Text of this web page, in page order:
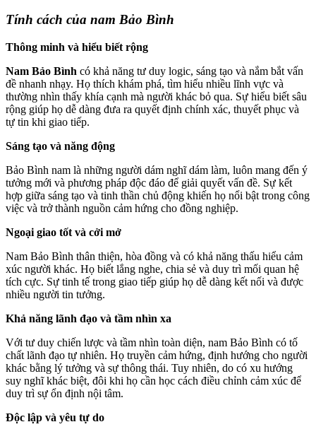
Tính cách của nam Bảo Bình
Thông minh và hiểu biết rộng
Nam Bảo Bình có khả năng tư duy logic, sáng tạo và nắm bắt vấn
đề nhanh nhạy. Họ thích khám phá, tìm hiểu nhiều lĩnh vực và
thường nhìn thấy khía cạnh mà người khác bỏ qua. Sự hiểu biết sâu
rộng giúp họ dễ dàng đưa ra quyết định chính xác, thuyết phục và
tự tin khi giao tiếp.
Sáng tạo và năng động
Bảo Bình nam là những người dám nghĩ dám làm, luôn mang đến ý
tưởng mới và phương pháp độc đáo để giải quyết vấn đề. Sự kết
hợp giữa sáng tạo và tinh thần chủ động khiến họ nổi bật trong công
việc và trở thành nguồn cảm hứng cho đồng nghiệp.
Ngoại giao tốt và cởi mở
Nam Bảo Bình thân thiện, hòa đồng và có khả năng thấu hiểu cảm
xúc người khác. Họ biết lắng nghe, chia sẻ và duy trì mối quan hệ
tích cực. Sự tinh tế trong giao tiếp giúp họ dễ dàng kết nối và được
nhiều người tin tưởng.
Khả năng lãnh đạo và tầm nhìn xa
Với tư duy chiến lược và tầm nhìn toàn diện, nam Bảo Bình có tố
chất lãnh đạo tự nhiên. Họ truyền cảm hứng, định hướng cho người
khác bằng lý tưởng và sự thông thái. Tuy nhiên, do có xu hướng
suy nghĩ khác biệt, đôi khi họ cần học cách điều chỉnh cảm xúc để
duy trì sự ổn định nội tâm.
Độc lập và yêu tự do